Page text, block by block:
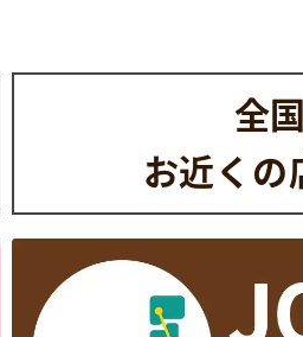
全
お近くの